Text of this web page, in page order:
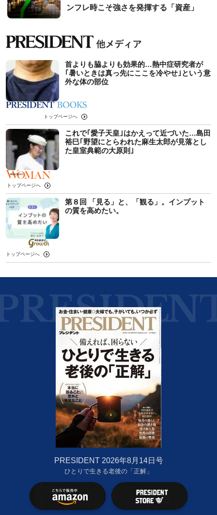
ンフレ時こそ強さを発揮する「資産」
首よりも脇よりも効果的…熱中症研究者が
｢暑いときは真っ先にここを冷やせ｣という意
外な体の部位
トップページへ
これで｢愛子天皇｣はかえって近づいた…島田
裕巳｢野望にとらわれた麻生太郎が見落とし
た皇室典範の大原則｣
トップページへ
第８回 「見る」と、「観る」。インプット
の質を高めたい。
トップページへ
PRESIDENT 2026年8月14日号
ひとりで生きる老後の「正解」